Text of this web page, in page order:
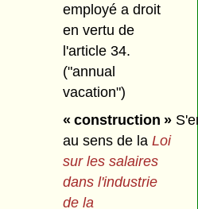
employé a droit
en vertu de
l'article 34.
("annual
vacation")
« construction »
au sens de laLoi
sur les salaires
dans l'industrie
de la